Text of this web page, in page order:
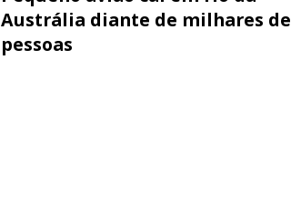
Austrália diante de milhares de
pessoas